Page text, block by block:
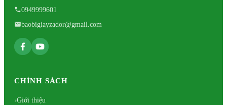
0949999601
baobigiayzador@gmail.com
CHÍNH SÁCH
Giới thiệu